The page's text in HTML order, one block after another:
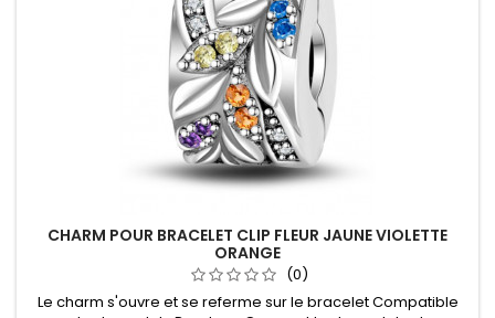
CHARM POUR BRACELET CLIP FLEUR JAUNE VIOLETTE
ORANGE
(0)
Le charm s'ouvre et se referme sur le bracelet Compatible